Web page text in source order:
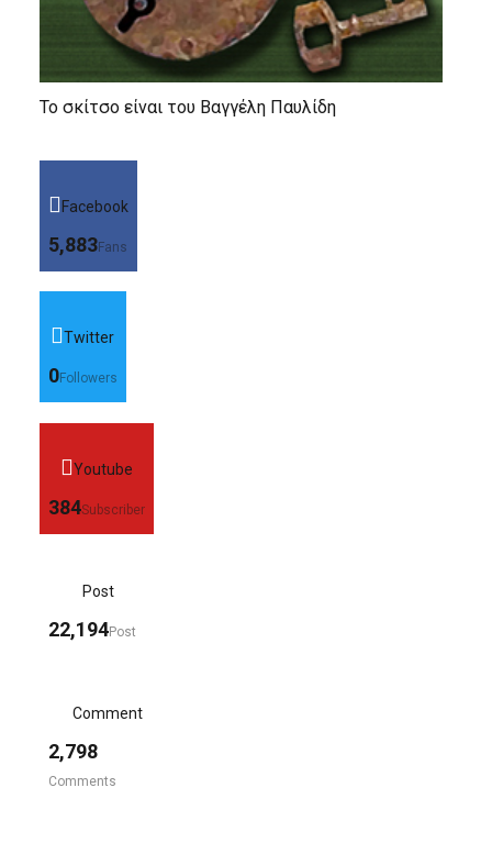
Το σκίτσο είναι του Βαγγέλη Παυλίδη
Facebook
5,883Fans
Twitter
0Followers
Youtube
384Subscriber
Post
22,194Post
Comment
2,798
Comments